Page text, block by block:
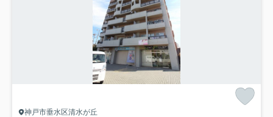
神戸市垂水区清水が丘